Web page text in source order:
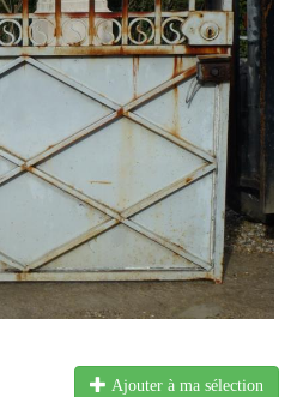
Ajouter à ma sélection